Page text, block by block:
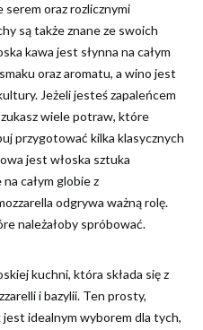
serem oraz rozlicznymi
są także znane ze swoich
kawa jest słynna na całym
oraz aromatu, a wino jest
Jeżeli jesteś zapaleńcem
wiele potraw, które
przygotować kilka klasycznych
jest włoska sztuka
całym globie z
odgrywa ważną rolę.
należałoby spróbować.
kuchni, która składa się z
i bazylii. Ten prosty,
jest idealnym wyborem dla tych,